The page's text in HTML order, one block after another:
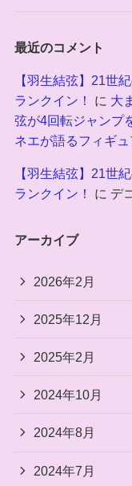
最近のコメント
【羽生結弦】21世
ランクイン！
に 大
弦が4回転ジャンプ
ネエが語るフィギュ
【羽生結弦】21世
ランクイン！
に デ
アーカイブ
2026年2月
2025年12月
2025年2月
2024年10月
2024年8月
2024年7月